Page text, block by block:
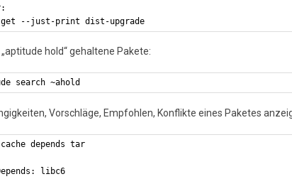
--just-print dist-upgrade
hold“ gehaltene Pakete:
search ~ahold
Vorschläge, Empfohlen, Konflikte eines Paketes
depends tar
libc6